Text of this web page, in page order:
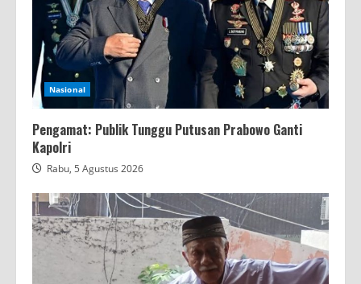
Nasional
Pengamat: Publik Tunggu Putusan Prabowo Ganti
Kapolri
Rabu, 5 Agustus 2026